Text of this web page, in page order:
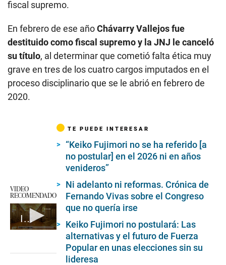
fiscal supremo.
En febrero de ese añoChávarry Vallejos fue
destituido como fiscal supremo y la JNJ le canceló
su título, al determinar que cometió falta ética muy
grave en tres de los cuatro cargos imputados en el
proceso disciplinario que se le abrió en febrero de
2020.
VIDEO
RECOMENDADO
Imágenes inéditas de Pedro Castillo en Palacio de Gobierno
TE PUEDE INTERESAR
“Keiko Fujimori no se ha referido [a
no postular] en el 2026 ni en años
venideros”
Ni adelanto ni reformas. Crónica de
Fernando Vivas sobre el Congreso
que no quería irse
Keiko Fujimori no postulará: Las
alternativas y el futuro de Fuerza
Popular en unas elecciones sin su
lideresa